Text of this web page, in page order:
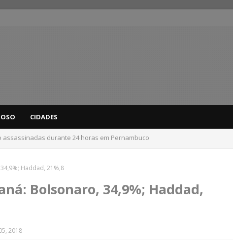
CIDADES
do interior de PE recebem novo alerta amarelo de vendaval
Haddad, 21%,8
Bolsonaro, 34,9%; Haddad,
2018